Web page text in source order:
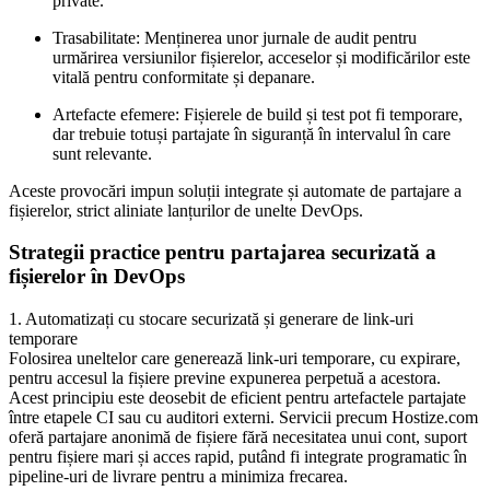
Trasabilitate: Menținerea unor jurnale de audit pentru
urmărirea versiunilor fișierelor, acceselor și modificărilor este
vitală pentru conformitate și depanare.
Artefacte efemere: Fișierele de build și test pot fi temporare,
dar trebuie totuși partajate în siguranță în intervalul în care
sunt relevante.
Aceste provocări impun soluții integrate și automate de partajare a
fișierelor, strict aliniate lanțurilor de unelte DevOps.
Strategii practice pentru partajarea securizată a
fișierelor în DevOps
1. Automatizați cu stocare securizată și generare de link-uri
temporare
Folosirea uneltelor care generează link-uri temporare, cu expirare,
pentru accesul la fișiere previne expunerea perpetuă a acestora.
Acest principiu este deosebit de eficient pentru artefactele partajate
între etapele CI sau cu auditori externi. Servicii precum Hostize.com
oferă partajare anonimă de fișiere fără necesitatea unui cont, suport
pentru fișiere mari și acces rapid, putând fi integrate programatic în
pipeline-uri de livrare pentru a minimiza frecarea.